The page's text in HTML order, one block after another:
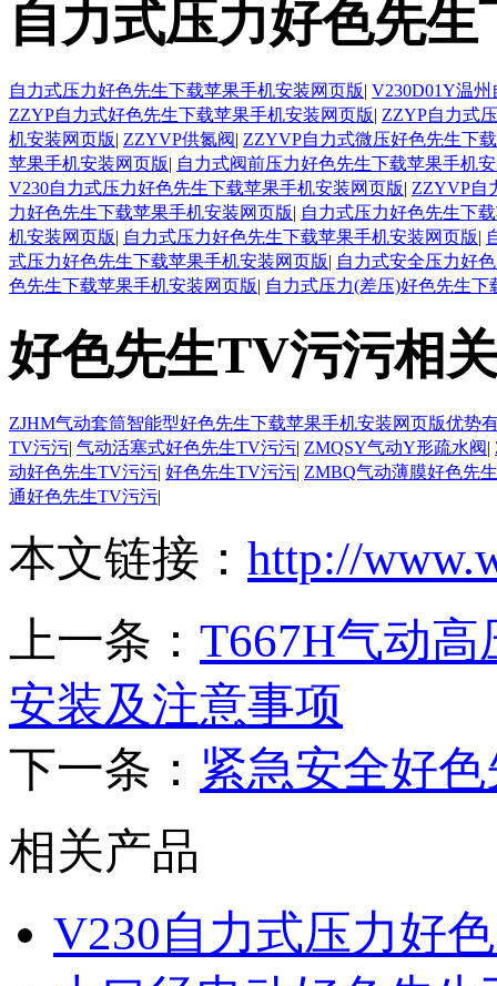
自力式压力好色先
自力式压力好色先生下载苹果手机安装网页版| V230D01Y温
ZZYP自力式好色先生下载苹果手机安装网页版| ZZYP自力式
机安装网页版| ZZYVP供氮阀| ZZYVP自力式微压好色先生下
苹果手机安装网页版| 自力式阀前压力好色先生下载苹果手机
V230自力式压力好色先生下载苹果手机安装网页版| ZZYVP自
力好色先生下载苹果手机安装网页版| 自力式压力好色先生下
机安装网页版| 自力式压力好色先生下载苹果手机安装网页版|
式压力好色先生下载苹果手机安装网页版| 自力式安全压力好
色先生下载苹果手机安装网页版| 自力式压力(差压)好色先生
好色先生TV污污相
ZJHM气动套筒智能型好色先生下载苹果手机安装网页版优势
TV污污| 气动活塞式好色先生TV污污| ZMQSY气动Y形疏水阀|
动好色先生TV污污| 好色先生TV污污| ZMBQ气动薄膜好色先
通好色先生TV污污|
本文链接： http://
上一条： T667H气动
安装及注意事项
下一条： 紧急安全好
相关产品
V230自力式压力好